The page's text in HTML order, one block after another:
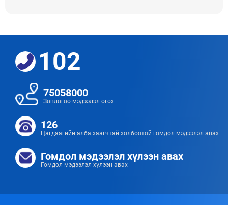
102
75058000
Зөвлөгөө мэдээлэл өгөх
126
Цагдаагийн алба хаагчтай холбоотой гомдол мэдээлэл авах
Гомдол мэдээлэл хүлээн авах
Гомдол мэдээлэл хүлээн авах